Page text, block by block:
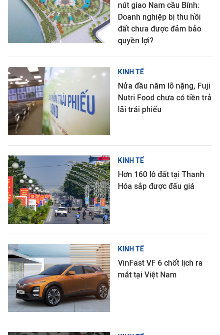
nút giao Nam cầu Bính:
Doanh nghiệp bị thu hồi
đất chưa được đảm bảo
quyền lợi?
KINH TẾ
Nửa đầu năm lỗ nặng, Fuji
Nutri Food chưa có tiền trả
lãi trái phiếu
KINH TẾ
Hơn 160 lô đất tại Thanh
Hóa sắp được đấu giá
KINH TẾ
VinFast VF 6 chốt lịch ra
mắt tại Việt Nam